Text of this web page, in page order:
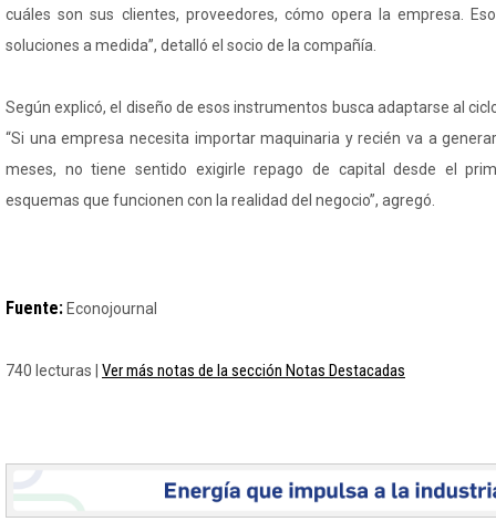
cuáles son sus clientes, proveedores, cómo opera la empresa.
soluciones a medida”, detalló el socio de la compañía.
Según explicó, el diseño de esos instrumentos busca adaptarse al
“Si una empresa necesita importar maquinaria y recién va a
meses, no tiene sentido exigirle repago de capital desde el
esquemas que funcionen con la realidad del negocio”, agregó.
Fuente: Econojournal
740 lecturas | Ver más notas de la sección Notas Destacadas